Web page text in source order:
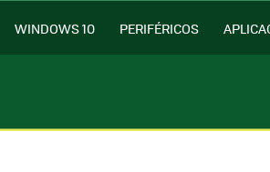
WINDOWS 10 PERIFÉRICOS